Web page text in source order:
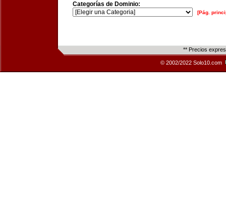
Categorías de Dominio:
[Pág.
** Precios
© 2002/2022 Solo10.com